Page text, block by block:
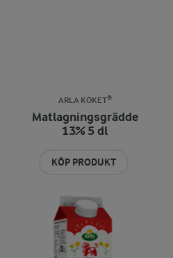
ARLA KÖKET®
Matlagningsgrädde
13% 5 dl
KÖP PRODUKT